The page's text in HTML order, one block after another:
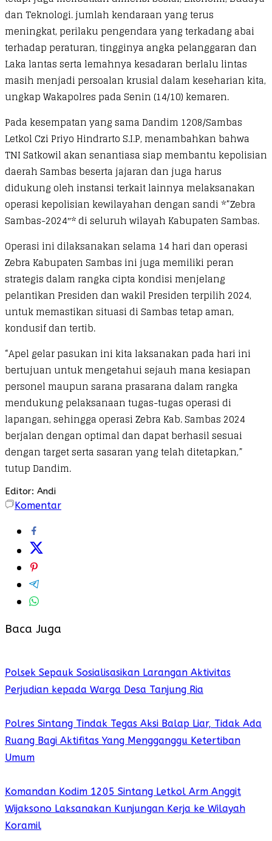
dan Teknologi. jumlah kendaraan yang terus
meningkat, perilaku pengendara yang terkadang abai
terhadap peraturan, tingginya angka pelanggaran dan
Laka lantas serta lemahnya kesadaran berlalu lintas
masih menjadi persoalan krusial dalam keseharian kita,
ungkap Wakapolres pada Senin (14/10) kemaren.
Pada kesempatan yang sama Dandim 1208/Sambas
Letkol Czi Priyo Hindrarto S.I.P, menambahkan bahwa
TNI Satkowil akan senantiasa siap membantu kepolisian
daerah Sambas beserta jajaran dan juga harus
didukung oleh instansi terkait lainnya melaksanakan
operasi kepolisian kewilayahan dengan sandi *”Zebra
Sambas-2024″* di seluruh wilayah Kabupaten Sambas.
Operasi ini dilaksanakan selama 14 hari dan operasi
Zebra Kabupaten Sambas ini juga memiliki peran
strategis dalam rangka cipta kondisi menjelang
pelantikan Presiden dan wakil Presiden terpilih 2024,
untuk memastikan situasi di Sambas tetap aman,
kondusif dan tertib.
“Apel gelar pasukan ini kita laksanakan pada hari ini
bertujuan untuk mengetahui sejauh mana kesiapan
personel maupun sarana prasarana dalam rangka
mendukung pelaksanaan tugas-tugas operasi di
lapangan, sehingga operasi Zebra Kab. Sambas 2024
berjalan dengan optimal dan dapat berhasil sesuai
dengan target serta sasaran yang telah ditetapkan,”
tutup Dandim.
Editor: Andi
Komentar
Baca Juga
Polsek Sepauk Sosialisasikan Larangan Aktivitas
Perjudian kepada Warga Desa Tanjung Ria
Polres Sintang Tindak Tegas Aksi Balap Liar, Tidak Ada
Ruang Bagi Aktifitas Yang Mengganggu Ketertiban
Umum
Komandan Kodim 1205 Sintang Letkol Arm Anggit
Wijaksono Laksanakan Kunjungan Kerja ke Wilayah
Koramil